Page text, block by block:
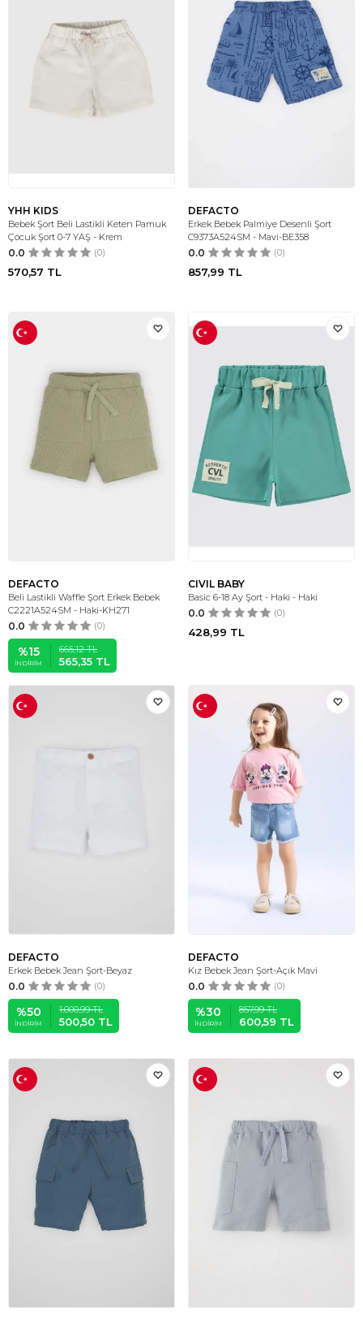
YHH KIDS
Bebek Şort Beli Lastikli Keten Pamuk
Çocuk Şort 0-7 YAŞ - Krem
0.0 (0)
570,57 TL
DEFACTO
Erkek Bebek Palmiye Desenli Şort
C9373A524SM - Mavi-BE358
0.0 (0)
857,99 TL
DEFACTO
Beli Lastikli Waffle Şort Erkek Bebek
C2221A524SM - Haki-KH271
0.0 (0)
%15
İNDIRIM
665,12TL
565,35 TL
CIVIL BABY
Basic 6-18 Ay Şort - Haki - Haki
0.0 (0)
428,99 TL
DEFACTO
Erkek Bebek Jean Şort-Beyaz
0.0 (0)
%50
İNDIRIM
1.000,99TL
500,50 TL
DEFACTO
Kız Bebek Jean Şort-Açık Mavi
0.0 (0)
%30
İNDIRIM
857,99TL
600,59 TL